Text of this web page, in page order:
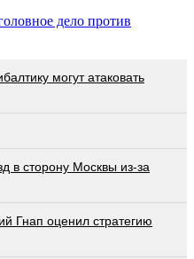
дело против
могут атаковать
в сторону Москвы из-за
Гнап оценил стратегию